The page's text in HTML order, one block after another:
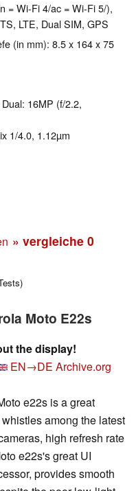
= Wi-Fi 4/ac = Wi-Fi 5/),
LTE, Dual SIM, GPS
(in mm): 8.5 x 164 x 75
16MP (f/2.2,
1/4.0, 1.12µm
» vergleiche 0
Moto E22s
the display!
EN→DE Archive.org
e22s is a great
among the latest
high refresh rate
e22s's great UI
provides smooth